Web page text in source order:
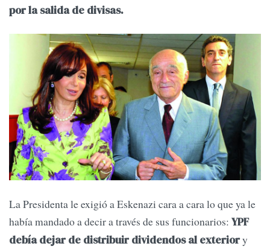
por la salida de divisas.
La Presidenta le exigió a Eskenazi cara a cara lo que ya le
había mandado a decir a través de sus funcionarios: YPF
debía dejar de distribuir dividendos al exteriory